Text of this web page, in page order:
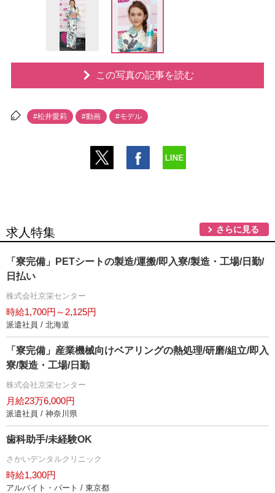
この写真の記事を読む
#松井愛莉 #動画 #モデル
求人特集 さらに見る
「寮完備」PETシートの製造/運搬/即入寮/製造・工場/日勤/
日払い
株式会社京栄センター
時給1,700円～2,125円
派遣社員 / 北海道
「寮完備」産業機械向けベアリングの熱処理/研磨/組立/即入
寮/製造・工場/日勤
株式会社京栄センター
月給23万6,000円
派遣社員 / 神奈川県
歯科助手/未経験OK
さかいデンタルクリニック
時給1,300円
アルバイト・パート / 東京都